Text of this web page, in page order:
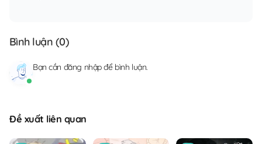
Bình luận (0)
Bạn cần đăng nhậpđể bình luận.
Đề xuất liên quan